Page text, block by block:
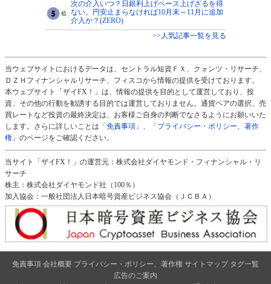
次の介入いつ？日銀利上げペース上げざるを得
ない。円安止まらなければ10月末～11月に追加
介入か？(ZERO)
>>人気記事一覧を見る
当ウェブサイトにおけるデータは、セントラル短資ＦＸ、クォンツ・リサーチ、
ＤＺＨフィナンシャルリサーチ、フィスコから情報の提供を受けております。
本ウェブサイト「ザイFX！」は、情報の提供を目的として運営しており、投
資、その他の行動を勧誘する目的では運営しておりません。通貨ペアの選択、売
買レートなど投資の最終決定は、お客様ご自身の判断でなさるようにお願いいた
します。さらに詳しいことは 「免責事項」
「プライバシー・ポリシー、著作
権」 のページをご確認ください。
当サイト「ザイFX！」の運営元：株式会社ダイヤモンド・フィナンシャル・リ
サーチ
株主：株式会社ダイヤモンド社（100％）
加入協会：一般社団法人日本暗号資産ビジネス協会（ＪＣＢＡ）
免責事項 会社概要 プライバシー・ポリシー、著作権 サイトマップ タグ一覧
広告のご案内